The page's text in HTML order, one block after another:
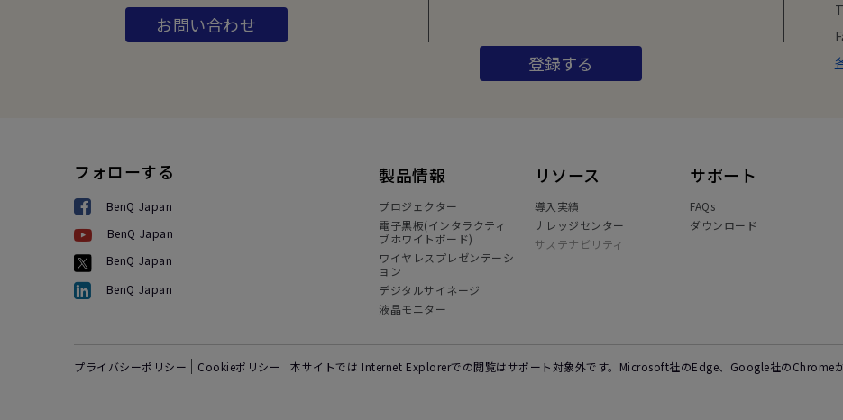
お問い合わせ
登録する
フォローする
BenQ Japan
BenQ Japan
BenQ Japan
BenQ Japan
製品情報
プロジェクター
電子黒板(インタラクティ
ブホワイトボード)
ワイヤレスプレゼンテーシ
ョン
デジタルサイネージ
液晶モニター
リソース
導入実績
ナレッジセンター
サステナビリティ
サポート
FAQs
ダウンロード
プライバシーポリシー Cookieポリシー
本サイトでは Internet Explorerでの閲覧はサポート対象外です。Microsoft社のEdge、Google社のChrome